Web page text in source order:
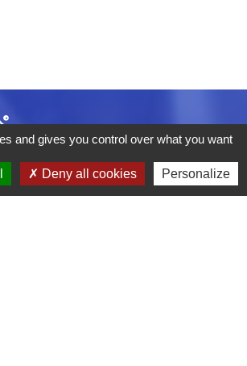
and gives you control over what you want
Deny all cookies Personalize